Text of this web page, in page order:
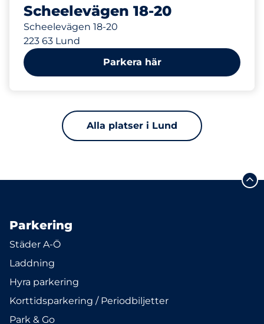
Scheelevägen 18-20
Scheelevägen 18-20
223 63 Lund
Parkera här
Alla platser i Lund
Parkering
Städer A-Ö
Laddning
Hyra parkering
Korttidsparkering / Periodbiljetter
Park & Go